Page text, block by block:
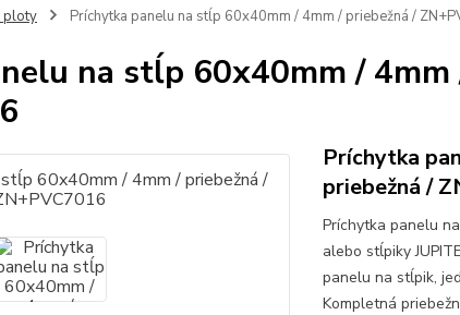
ploty Príchytka panelu na stĺp 60x40mm / 4mm / priebežná /
na stĺp 60x40mm / 4mm
Príchytka
priebežná /
Príchytka panelu
alebo stĺpiky
panelu na stĺpik,
Kompletná